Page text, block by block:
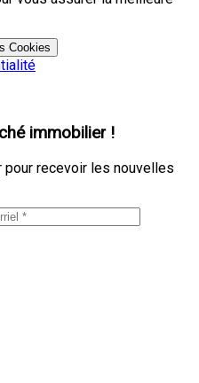
Cookies
immobilier !
recevoir les nouvelles